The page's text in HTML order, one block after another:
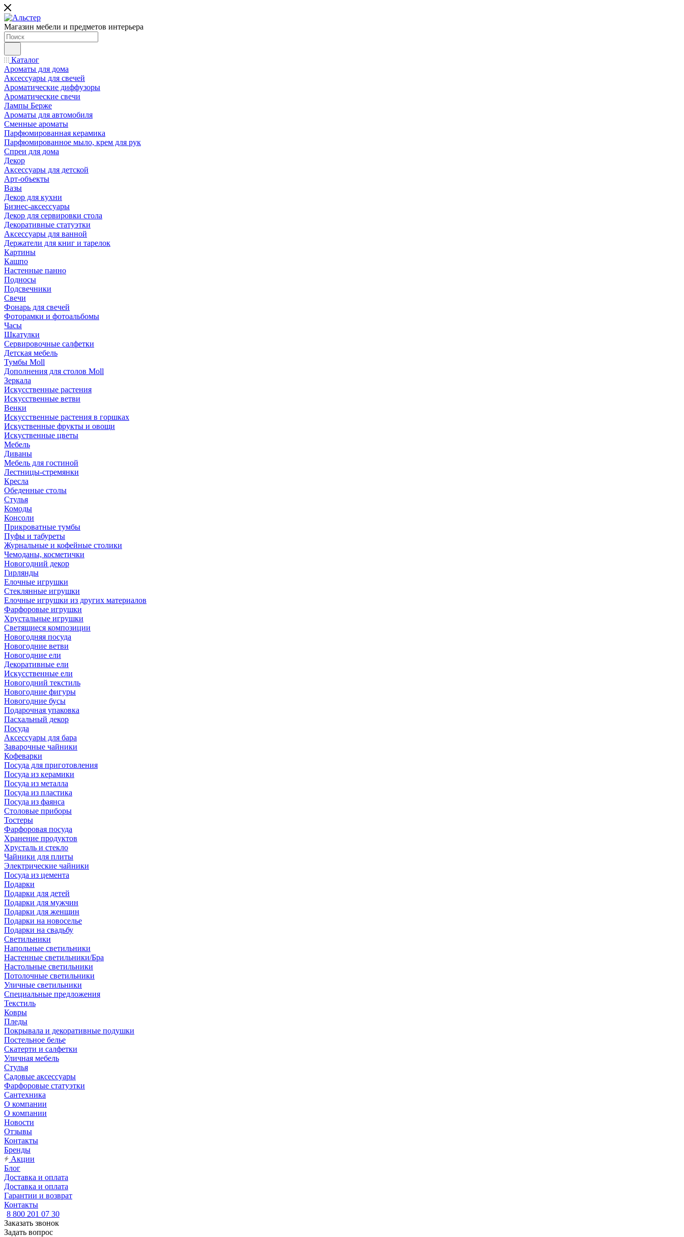
Магазин мебели и предметов интерьера
Каталог
Ароматы для дома
Аксессуары для свечей
Ароматические диффузоры
Ароматические свечи
Лампы Берже
Ароматы для автомобиля
Сменные ароматы
Парфюмированная керамика
Парфюмированное мыло, крем для рук
Спреи для дома
Декор
Аксессуары для детской
Арт-объекты
Вазы
Декор для кухни
Бизнес-аксессуары
Декор для сервировки стола
Декоративные статуэтки
Аксессуары для ванной
Держатели для книг и тарелок
Картины
Кашпо
Настенные панно
Подносы
Подсвечники
Свечи
Фонарь для свечей
Фоторамки и фотоальбомы
Часы
Шкатулки
Сервировочные салфетки
Детская мебель
Тумбы Moll
Дополнения для столов Moll
Зеркала
Искусственные растения
Искусственные ветви
Венки
Искусственные растения в горшках
Искуственные фрукты и овощи
Искуственные цветы
Мебель
Диваны
Мебель для гостиной
Лестницы-стремянки
Кресла
Обеденные столы
Стулья
Комоды
Консоли
Прикроватные тумбы
Пуфы и табуреты
Журнальные и кофейные столики
Чемоданы, косметички
Новогодний декор
Гирлянды
Елочные игрушки
Стеклянные игрушки
Елочные игрушки из других материалов
Фарфоровые игрушки
Хрустальные игрушки
Светящиеся композиции
Новогодняя посуда
Новогодние ветви
Новогодние ели
Декоративные ели
Искусственные ели
Новогодний текстиль
Новогодние фигуры
Новогодние бусы
Подарочная упаковка
Пасхальный декор
Посуда
Аксессуары для бара
Заварочные чайники
Кофеварки
Посуда для приготовления
Посуда из керамики
Посуда из металла
Посуда из пластика
Посуда из фаянса
Столовые приборы
Тостеры
Фарфоровая посуда
Хранение продуктов
Хрусталь и стекло
Чайники для плиты
Электрические чайники
Посуда из цемента
Подарки
Подарки для детей
Подарки для мужчин
Подарки для женщин
Подарки на новоселье
Подарки на свадьбу
Светильники
Напольные светильники
Настенные светильники/Бра
Настольные светильники
Потолочные светильники
Уличные светильники
Специальные предложения
Текстиль
Ковры
Пледы
Покрывала и декоративные подушки
Постельное белье
Скатерти и салфетки
Уличная мебель
Стулья
Садовые аксессуары
Фарфоровые статуэтки
Сантехника
О компании
О компании
Новости
Отзывы
Контакты
Бренды
Акции
Блог
Доставка и оплата
Доставка и оплата
Гарантии и возврат
Контакты
8 800 201 07 30
Заказать звонок
Задать вопрос